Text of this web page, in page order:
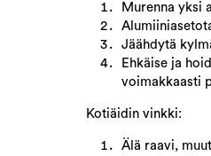
Murenna yksi
Jäähdytä
Ehkäise ja
voimakkaasti
Kotiäidin vinkki:
Älä raavi,